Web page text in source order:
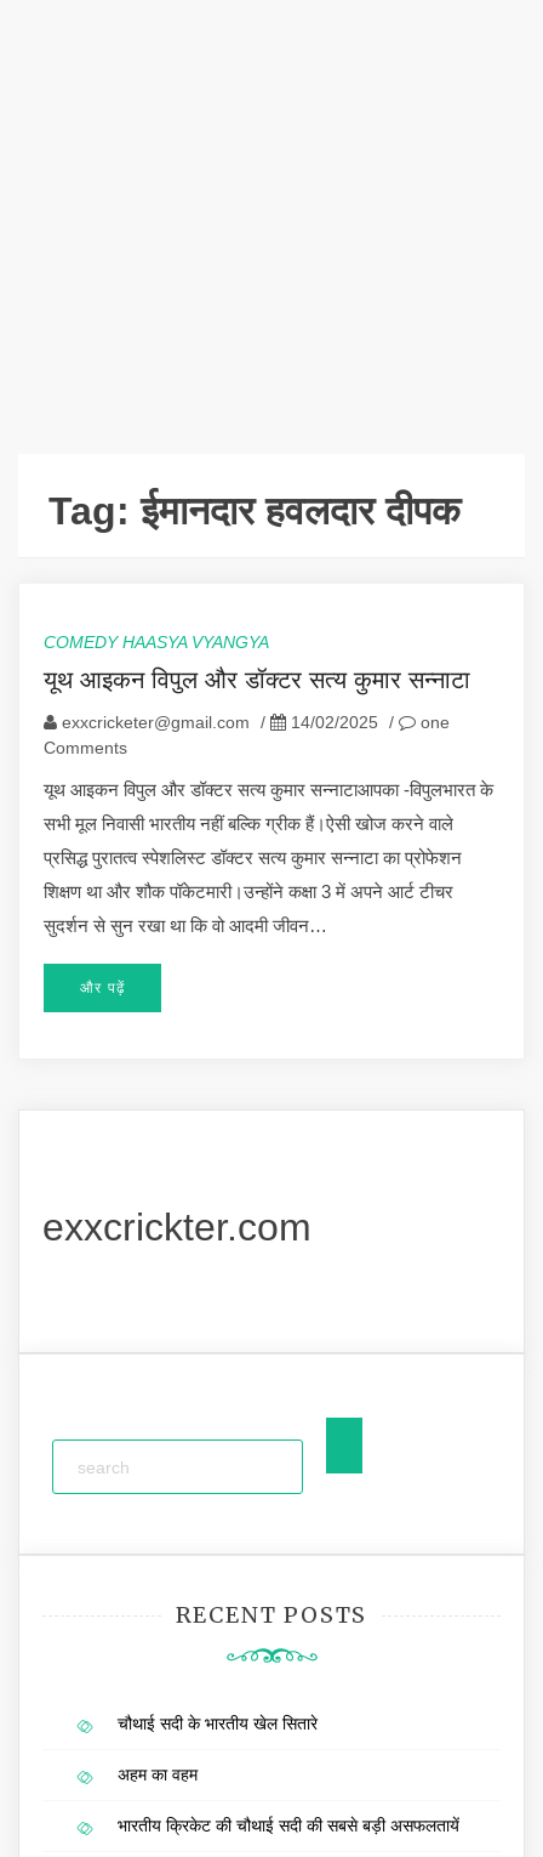
Tag:ईमानदार हवलदार दीपक
COMEDY HAASYA VYANGYA
यूथ आइकन विपुल और डॉक्टर सत्य कुमार सन्नाटा
exxcricketer@gmail.com / 14/02/2025 /
one
Comments
यूथ आइकन विपुल और डॉक्टर सत्य कुमार सन्नाटाआपका -विपुलभारत के
सभी मूल निवासी भारतीय नहीं बल्कि ग्रीक हैं।ऐसी खोज करने वाले
प्रसिद्ध पुरातत्व स्पेशलिस्ट डॉक्टर सत्य कुमार सन्नाटा का प्रोफेशन
शिक्षण था और शौक पॉकेटमारी।उन्होंने कक्षा 3 में अपने आर्ट टीचर
सुदर्शन से सुन रखा था कि वो आदमी जीवन…
और पढ़ें
exxcrickter.com
RECENT POSTS
चौथाई सदी के भारतीय खेल सितारे
अहम का वहम
भारतीय क्रिकेट की चौथाई सदी की सबसे बड़ी असफलतायें